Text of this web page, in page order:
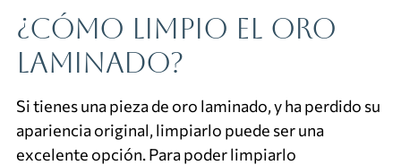
¿Cómo limpio el oro
laminado?
Si tienes una pieza de oro laminado, y ha perdido su
apariencia original, limpiarlo puede ser una
excelente opción. Para poder limpiarlo